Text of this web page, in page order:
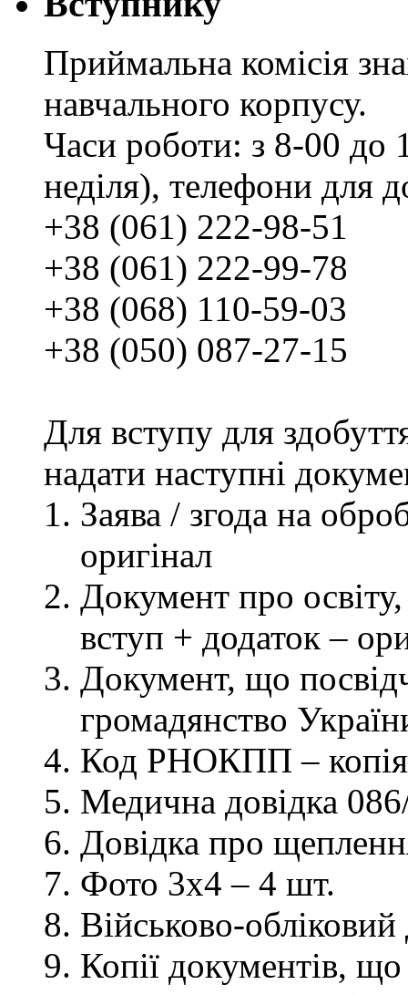
Приймальна комісія
навчального корпусу.
Часи роботи: з 8-00 до
неділя), телефони для
+38 (061) 222-98-51
+38 (061) 222-99-78
+38 (068) 110-59-03
+38 (050) 087-27-15
Для вступу для
надати наступні
Заява / згода на
оригінал
Документ про освіту,
вступ + додаток –
Документ, що
громадянство
Код РНОКПП – копія
Медична довідка
Довідка про
Фото 3х4 – 4 шт.
Військово-
Копії документів,